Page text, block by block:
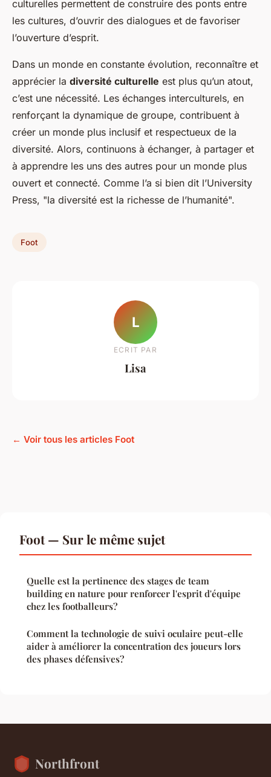
culturelles permettent de construire des ponts entre
les cultures, d’ouvrir des dialogues et de favoriser
l’ouverture d’esprit.
Dans un monde en constante évolution, reconnaître et
apprécier la diversité culturelle est plus qu’un atout,
c’est une nécessité. Les échanges interculturels, en
renforçant la dynamique de groupe, contribuent à
créer un monde plus inclusif et respectueux de la
diversité. Alors, continuons à échanger, à partager et
à apprendre les uns des autres pour un monde plus
ouvert et connecté. Comme l’a si bien dit l’University
Press, "la diversité est la richesse de l’humanité".
Foot
L
ECRIT PAR
Lisa
← Voir tous les articles Foot
Foot — Sur le même sujet
Quelle est la pertinence des stages de team
building en nature pour renforcer l'esprit d'équipe
chez les footballeurs?
Comment la technologie de suivi oculaire peut-elle
aider à améliorer la concentration des joueurs lors
des phases défensives?
Northfront